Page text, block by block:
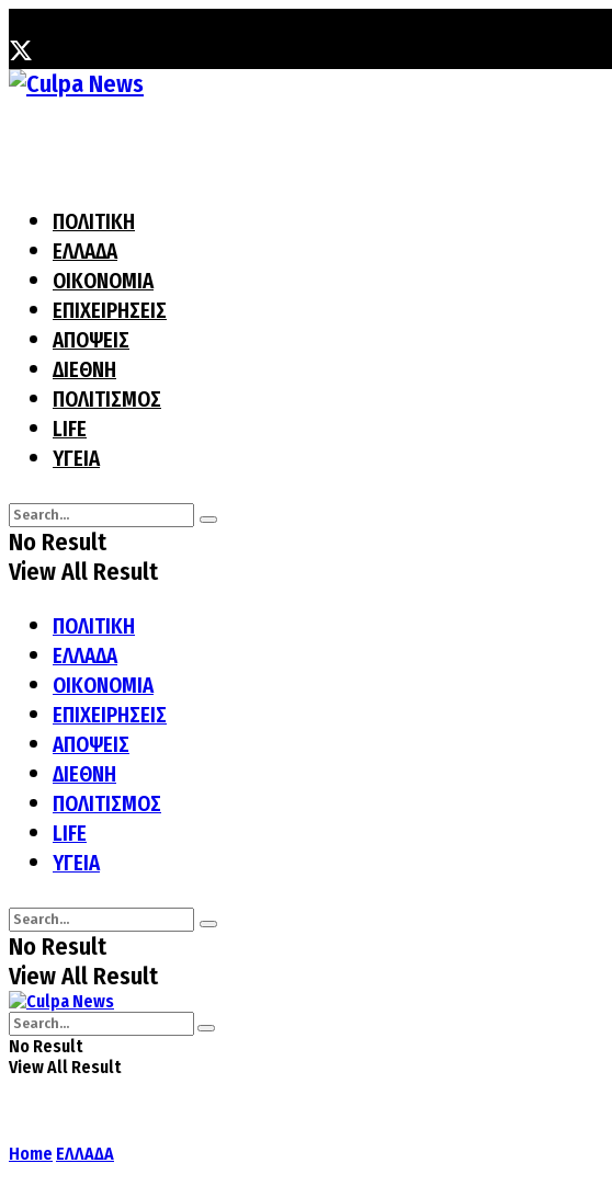
ΠΟΛΙΤΙΚΗ
ΕΛΛΑΔΑ
ΟΙΚΟΝΟΜΙΑ
ΕΠΙΧΕΙΡΗΣΕΙΣ
ΑΠΟΨΕΙΣ
ΔΙΕΘΝΗ
ΠΟΛΙΤΙΣΜΟΣ
LIFE
ΥΓΕΙΑ
No Result
View All Result
ΠΟΛΙΤΙΚΗ
ΕΛΛΑΔΑ
ΟΙΚΟΝΟΜΙΑ
ΕΠΙΧΕΙΡΗΣΕΙΣ
ΑΠΟΨΕΙΣ
ΔΙΕΘΝΗ
ΠΟΛΙΤΙΣΜΟΣ
LIFE
ΥΓΕΙΑ
No Result
View All Result
No Result
View All Result
Home ΕΛΛΑΔΑ